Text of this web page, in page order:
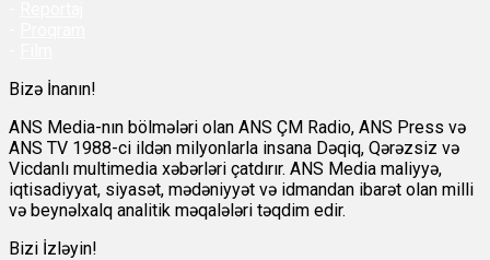
Bizə İnanın!
ANS Media-nın bölmələri olan ANS ÇM Radio, ANS Press və
ANS TV 1988-ci ildən milyonlarla insana Dəqiq, Qərəzsiz və
Vicdanlı multimedia xəbərləri çatdırır. ANS Media maliyyə,
iqtisadiyyat, siyasət, mədəniyyət və idmandan ibarət olan milli
və beynəlxalq analitik məqalələri təqdim edir.
Bizi İzləyin!